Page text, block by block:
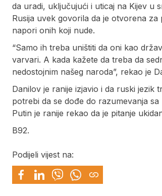
da uradi, uključujući i uticaj na Kijev u
Rusija uvek govorila da je otvorena
napori onih koji nude.
“Samo ih treba uništiti da oni kao
varvari. A kada kažete da treba da
nedostojnim našeg naroda”, rekao je
Danilov je ranije izjavio i da ruski jezik
potrebi da se dođe do razumevanja
Putin je ranije rekao da je pitanje
B92.
Podijeli vijest na: